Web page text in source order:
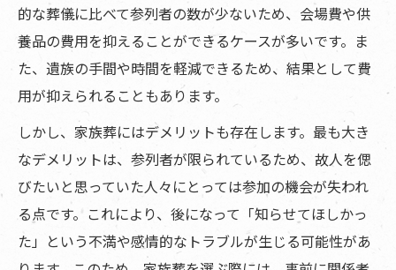
的な葬儀に比べて参列者の数が少ないため、会場費や供
養品の費用を抑えることができるケースが多いです。ま
た、遺族の手間や時間を軽減できるため、結果として費
用が抑えられることもあります。
しかし、家族葬にはデメリットも存在します。最も大き
なデメリットは、参列者が限られているため、故人を偲
びたいと思っていた人々にとっては参加の機会が失われ
る点です。これにより、後になって「知らせてほしかっ
た」という不満や感情的なトラブルが生じる可能性があ